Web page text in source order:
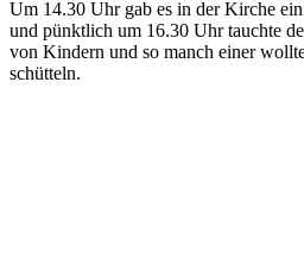
Um 14.30 Uhr gab es in der Kirche
und pünktlich um 16.30 Uhr tauchte
von Kindern und so manch einer
schütteln.